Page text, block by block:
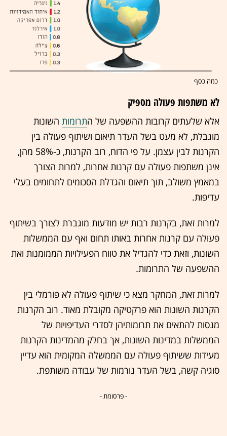
כמה כסף
לא משתפות פעולה מספיק
אלא שלעתים קרובות ההשפעה של התרומות השונות
מוגבלת, לא מעט בשל העדר תיאום ושיתוף פעולה בין
הקרנות לבין עצמן. על פי הדוח, רוב הקרנות, כ-58% מהן,
אינן משתפות פעולה עם קרנות אחרות, למרות הצורך
במאמץ משולב, תוך תיאום והגדלת הסכומים לתחומים בעלי
עדיפות.
למרות זאת, בקרנות רבות יש מודעות מוגברת לצורך בשיתוף
פעולה עם קרנות אחרות באותו תחום ואף עם הממשלות
השונות, וזאת כדי להגדיל את טווח הפעילויות הממומנות ואת
ההשפעה של התרומות.
למרות זאת, המחקר מצא כי שיתוף פעולה לא פורמלי בין
הקרנות השונות הוא פרקטיקה מקובלת מאוד. רוב הקרנות
מנסות להתאים את תרומותיהן לסדרי העדיפויות של
הממשלות במדינות השונות, אך בחלק מהמדינות הקרנות
מעידות ששיתוף פעולה עם הממשלה המקומית הוא עדיין
סוגיה קשה, בשל העדר נורמות של עבודה משותפת.
- פרסומת -